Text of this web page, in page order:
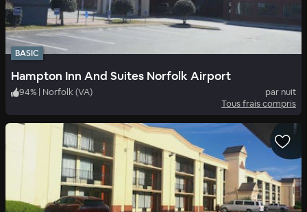
BASIC
Hampton Inn And Suites Norfolk Airport
94% | Norfolk (VA)
par nuit
Tous frais compris